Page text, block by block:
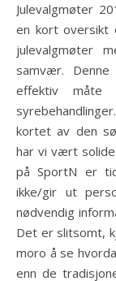
Julevalgmøter
en kort oversikt
julevalgmøter
samvær.
effektiv
kortet av den
har vi vært
på SportN er
ikke/gir ut
nødvendig
Det er slitsomt,
moro å se
enn de